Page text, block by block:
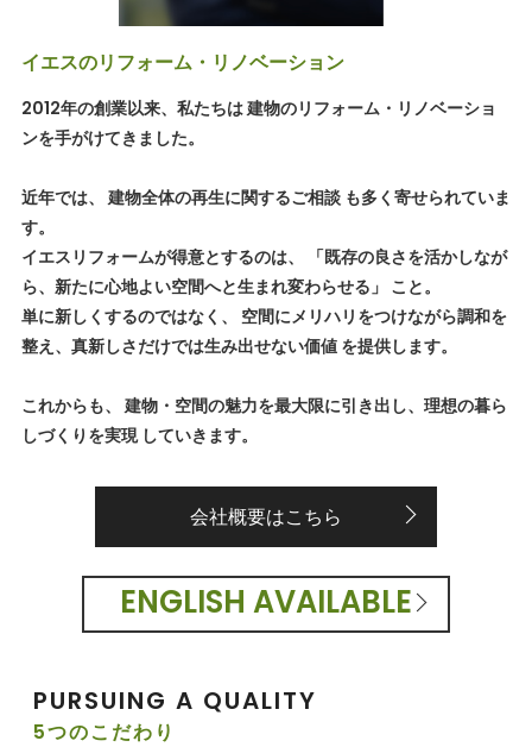
イエスのリフォーム・リノベーション
2012年の創業以来、私たちは 建物のリフォーム・リノベーショ
ンを手がけてきました。
近年では、 建物全体の再生に関するご相談 も多く寄せられていま
す。
イエスリフォームが得意とするのは、 「既存の良さを活かしなが
ら、新たに心地よい空間へと生まれ変わらせる」 こと。
単に新しくするのではなく、 空間にメリハリをつけながら調和を
整え、真新しさだけでは生み出せない価値 を提供します。
これからも、 建物・空間の魅力を最大限に引き出し、理想の暮ら
しづくりを実現 していきます。
会社概要はこちら
ENGLISH AVAILABLE
PURSUING A QUALITY
5つのこだわり